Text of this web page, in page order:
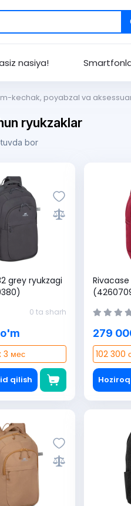
nasiya!
kechak, poyabzal va
ryukzaklar
bor
grey ryukzagi
0 ta sharh
3 мес
qilish
279
102 300